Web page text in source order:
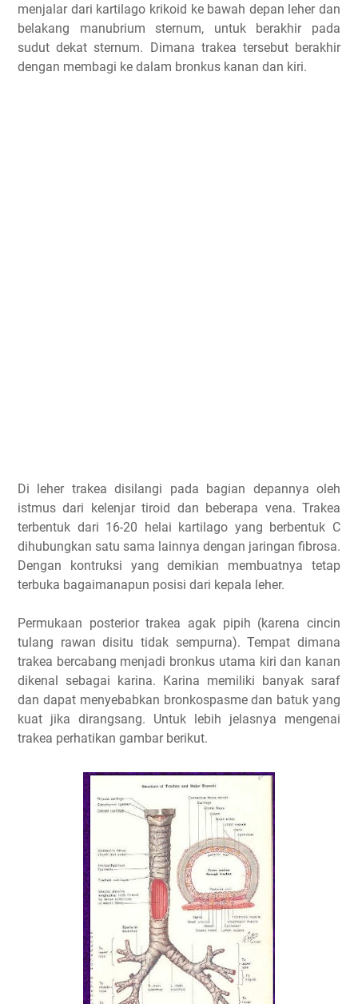
menjalar dari kartilago krikoid ke bawah depan leher dan
belakang manubrium sternum, untuk berakhir pada
sudut dekat sternum. Dimana trakea tersebut berakhir
dengan membagi ke dalam bronkus kanan dan kiri.
Di leher trakea disilangi pada bagian depannya oleh
istmus dari kelenjar tiroid dan beberapa vena. Trakea
terbentuk dari 16-20 helai kartilago yang berbentuk C
dihubungkan satu sama lainnya dengan jaringan fibrosa.
Dengan kontruksi yang demikian membuatnya tetap
terbuka bagaimanapun posisi dari kepala leher.
Permukaan posterior trakea agak pipih (karena cincin
tulang rawan disitu tidak sempurna). Tempat dimana
trakea bercabang menjadi bronkus utama kiri dan kanan
dikenal sebagai karina. Karina memiliki banyak saraf
dan dapat menyebabkan bronkospasme dan batuk yang
kuat jika dirangsang. Untuk lebih jelasnya mengenai
trakea perhatikan gambar berikut.